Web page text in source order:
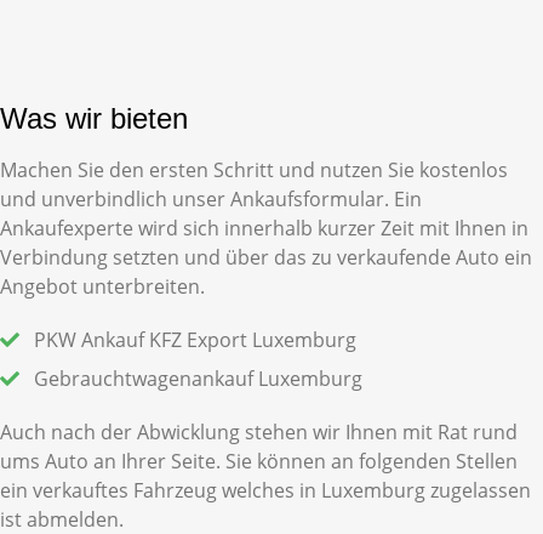
Was wir bieten
Machen Sie den ersten Schritt und nutzen Sie kostenlos
und unverbindlich unserAnkaufsformular. Ein
Ankaufexperte wird sich innerhalb kurzer Zeit mit Ihnen in
Verbindung setzten und über das zu verkaufende Auto ein
Angebot unterbreiten.
PKW Ankauf KFZ Export Luxemburg
Gebrauchtwagenankauf Luxemburg
Auch nach der Abwicklung stehen wir Ihnen mit Rat rund
ums Auto an Ihrer Seite. Sie können an folgenden Stellen
ein verkauftes Fahrzeug welches in Luxemburg zugelassen
ist abmelden.